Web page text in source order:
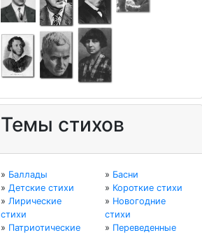
Темы стихов
» Баллады » Басни
» Детские стихи » Короткие стихи
» Лирические
стихи
» Новогодние
стихи
» Патриотические
» Переведенные